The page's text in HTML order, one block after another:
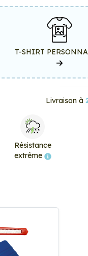
T-SHIRT
Livraison à
Résistance
extrême